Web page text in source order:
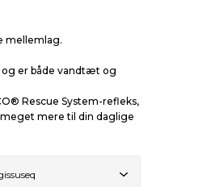
mellemlag.
er både vandtæt og
Rescue System-refleks,
mere til din daglige